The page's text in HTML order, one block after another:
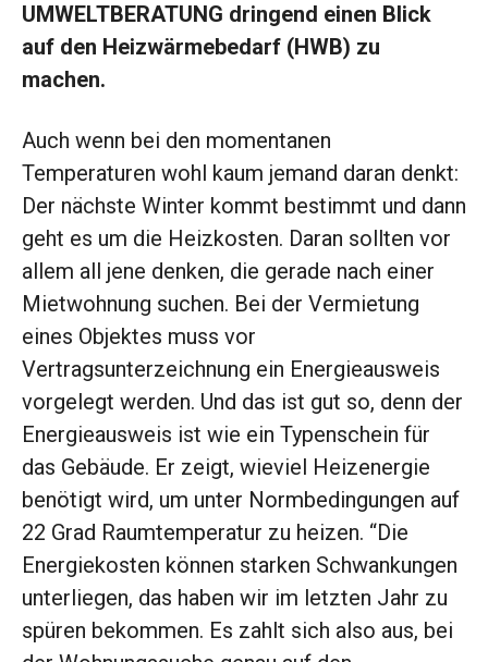
UMWELTBERATUNG dringend einen Blick
auf den Heizwärmebedarf (HWB) zu
machen.
Auch wenn bei den momentanen
Temperaturen wohl kaum jemand daran denkt:
Der nächste Winter kommt bestimmt und dann
geht es um die Heizkosten. Daran sollten vor
allem all jene denken, die gerade nach einer
Mietwohnung suchen. Bei der Vermietung
eines Objektes muss vor
Vertragsunterzeichnung ein Energieausweis
vorgelegt werden. Und das ist gut so, denn der
Energieausweis ist wie ein Typenschein für
das Gebäude. Er zeigt, wieviel Heizenergie
benötigt wird, um unter Normbedingungen auf
22 Grad Raumtemperatur zu heizen. “Die
Energiekosten können starken Schwankungen
unterliegen, das haben wir im letzten Jahr zu
spüren bekommen. Es zahlt sich also aus, bei